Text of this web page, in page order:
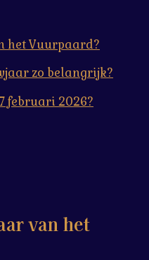
het Vuurpaard?
zo belangrijk?
februari 2026?
van het